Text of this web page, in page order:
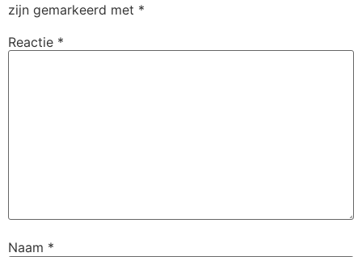
zijn gemarkeerd met *
Reactie *
Naam *